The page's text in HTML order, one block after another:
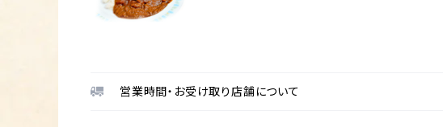
営業時間・お受け取り店舗について